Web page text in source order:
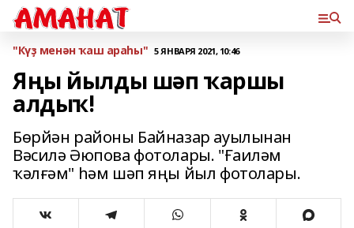
"Күҙ менән ҡаш араһы" 5 ЯНВАРЯ 2021, 10:46
Яңы йылды шәп ҡаршы
алдыҡ!
Бөрйән районы Байназар ауылынан
Вәсилә Әюпова фотолары. "Ғаиләм
ҡәлғәм" һәм шәп яңы йыл фотолары.